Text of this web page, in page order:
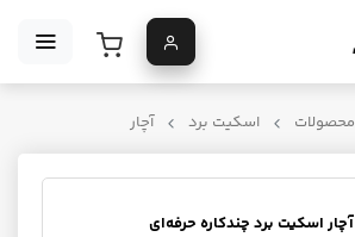
محصولات اسکیت برد آچار
آچار اسکیت برد چندکاره حرفه‌ای